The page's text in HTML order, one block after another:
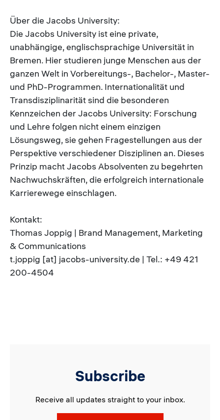
Über die Jacobs University:
Die Jacobs University ist eine private,
unabhängige, englischsprachige Universität in
Bremen. Hier studieren junge Menschen aus der
ganzen Welt in Vorbereitungs-, Bachelor-, Master-
und PhD-Programmen. Internationalität und
Transdisziplinarität sind die besonderen
Kennzeichen der Jacobs University: Forschung
und Lehre folgen nicht einem einzigen
Lösungsweg, sie gehen Fragestellungen aus der
Perspektive verschiedener Disziplinen an. Dieses
Prinzip macht Jacobs Absolventen zu begehrten
Nachwuchskräften, die erfolgreich internationale
Karrierewege einschlagen.
Kontakt:
Thomas Joppig | Brand Management, Marketing
& Communications
t.joppig [at] jacobs-university.de | Tel.: +49 421
200-4504
Subscribe
Receive all updates straight to your inbox.